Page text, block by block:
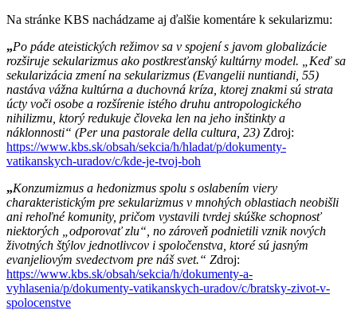
Na stránke KBS nachádzame aj ďalšie komentáre k sekularizmu:
„Po páde ateistických režimov sa v spojení s javom globalizácie
rozširuje sekularizmus ako postkresťanský kultúrny model. „Keď sa
sekularizácia zmení na sekularizmus (Evangelii nuntiandi, 55)
nastáva vážna kultúrna a duchovná kríza, ktorej znakmi sú strata
úcty voči osobe a rozšírenie istého druhu antropologického
nihilizmu, ktorý redukuje človeka len na jeho inštinkty a
náklonnosti“ (Per una pastorale della cultura, 23) Zdroj:
https://www.kbs.sk/obsah/sekcia/h/hladat/p/dokumenty-
vatikanskych-uradov/c/kde-je-tvoj-boh
„Konzumizmus a hedonizmus spolu s oslabením viery
charakteristickým pre sekularizmus v mnohých oblastiach neobišli
ani rehoľné komunity, pričom vystavili tvrdej skúške schopnosť
niektorých „odporovať zlu“, no zároveň podnietili vznik nových
životných štýlov jednotlivcov i spoločenstva, ktoré sú jasným
evanjeliovým svedectvom pre náš svet.“ Zdroj:
https://www.kbs.sk/obsah/sekcia/h/dokumenty-a-
vyhlasenia/p/dokumenty-vatikanskych-uradov/c/bratsky-zivot-v-
spolocenstve